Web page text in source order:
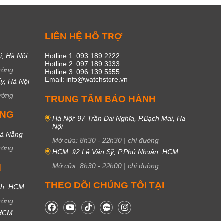
Hà Nội
Hà Nội
Nẵng
HCM
LIÊN HỆ HỖ TRỢ
Hotline 1: 093 189 2222
Hotline 2: 097 189 3333
Hotline 3: 096 139 5555
Email: info@watchstore.vn
TRUNG TÂM BẢO HÀNH
Hà Nội: 97 Trần Đại Nghĩa, P.Bạch Mai, Hà
Nội
Mở cửa: 8h30 - 22h30 | chỉ đường
HCM: 92 Lê Văn Sỹ, P.Phú Nhuận, HCM
Mở cửa: 8h30 - 22h00 | chỉ đường
THEO DÕI CHÚNG TÔI TẠI